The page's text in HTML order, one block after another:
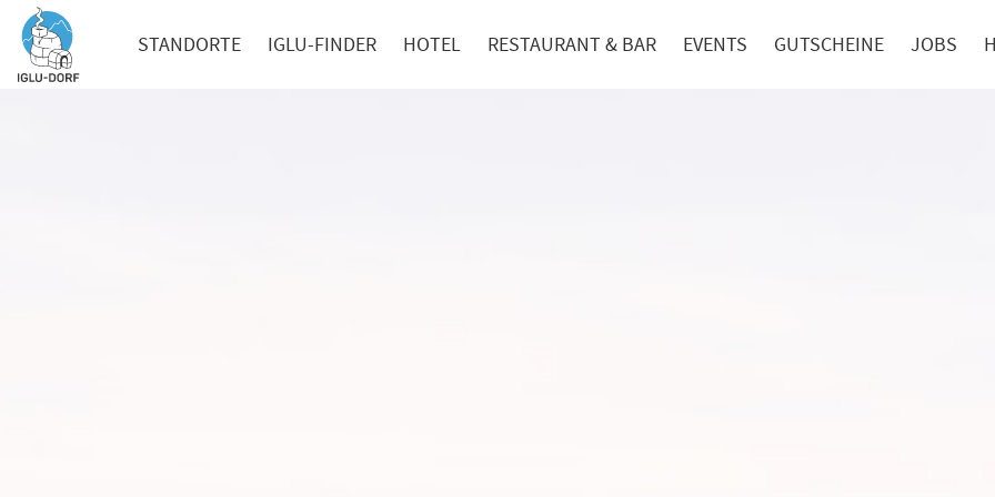
STANDORTE IGLU-FINDER HOTEL RESTAURANT & BAR EVENTS GUTSCHEINE JOBS